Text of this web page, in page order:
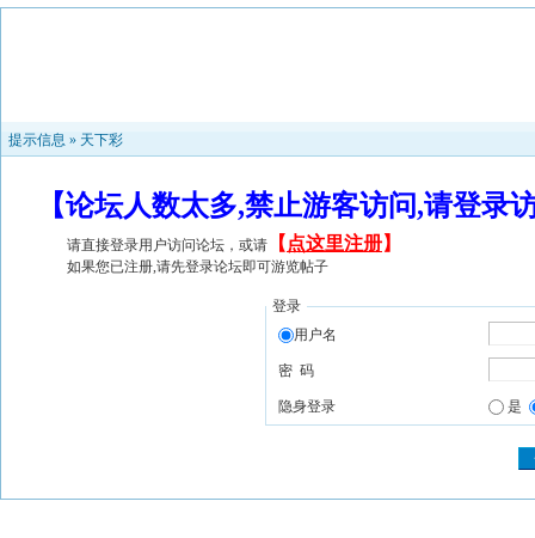
提示信息 » 天下彩
【论坛人数太多,禁止游客访问,请登
请直接登录用户访问论坛，或请 【 点这里注册】
如果您已注册,请先登录论坛即可游览帖子
登录
用户名
密 码
隐身登录 是